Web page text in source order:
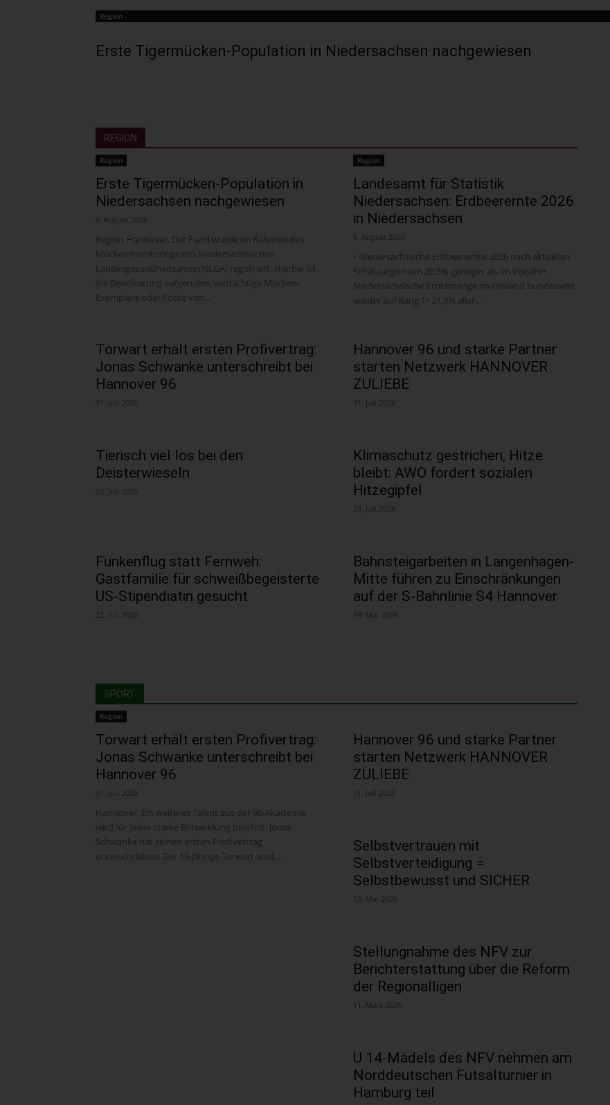
Region
Erste Tigermücken-Population in Niedersachsen nachgewiesen
REGION
Region
Erste Tigermücken-Population in
Niedersachsen nachgewiesen
6. August 2026
Region Hannover. Der Fund wurde im Rahmen des
Mückenmonitorings des Niedersächsischen
Landesgesundheitsamts (NLGA) registriert. Hierbei ist
die Bevölkerung aufgerufen, verdächtige Mücken-
Exemplare oder Fotos von...
Region
Landesamt für Statistik
Niedersachsen: Erdbeerernte 2026
in Niedersachsen
6. August 2026
• Niedersächsische Erdbeerernte 2026 nach aktuellen
Schätzungen um 20,5% geringer als im Vorjahr•
Niedersächsische Erntemenge im Freiland bundesweit
wieder auf Rang 1• 21,3% aller...
Torwart erhält ersten Profivertrag:
Jonas Schwanke unterschreibt bei
Hannover 96
31. Juli 2026
Hannover 96 und starke Partner
starten Netzwerk HANNOVER
ZULIEBE
31. Juli 2026
Tierisch viel los bei den
Deisterwieseln
23. Juli 2026
Klimaschutz gestrichen, Hitze
bleibt: AWO fordert sozialen
Hitzegipfel
23. Juli 2026
Funkenflug statt Fernweh:
Gastfamilie für schweißbegeisterte
US-Stipendiatin gesucht
22. Juli 2026
Bahnsteigarbeiten in Langenhagen-
Mitte führen zu Einschränkungen
auf der S-Bahnlinie S4 Hannover
14. Mai 2026
SPORT
Region
Torwart erhält ersten Profivertrag:
Jonas Schwanke unterschreibt bei
Hannover 96
31. Juli 2026
Hannover. Ein weiteres Talent aus der 96-Akademie
wird für seine starke Entwicklung belohnt: Jonas
Schwanke hat seinen ersten Profivertrag
unterschrieben. Der 19-jährige Torwart wird...
Hannover 96 und starke Partner
starten Netzwerk HANNOVER
ZULIEBE
31. Juli 2026
Selbstvertrauen mit
Selbstverteidigung =
Selbstbewusst und SICHER
13. Mai 2026
Stellungnahme des NFV zur
Berichterstattung über die Reform
der Regionalligen
11. März 2026
U 14-Mädels des NFV nehmen am
Norddeutschen Futsalturnier in
Hamburg teil